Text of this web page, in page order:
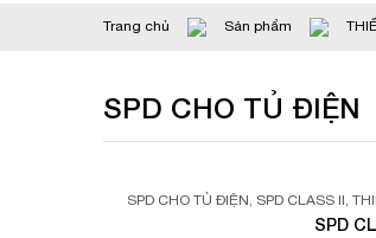
Trang chủ Sản phẩm
SPD CHO TỦ ĐIỆN
SPD CHO TỦ ĐIỆN, SPD CLASS II,
SPD